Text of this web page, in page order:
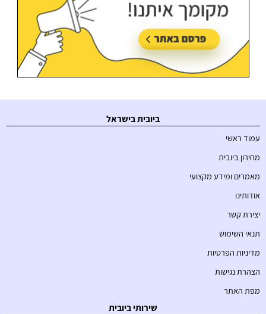
ביובית בישראל
עמוד ראשי
מחירון ביובית
מאמרים ומידע מקצועי
אודותינו
יצירת קשר
תנאי השימוש
מדיניות הפרטיות
הצהרת נגישות
מפת האתר
שירותי ביובית